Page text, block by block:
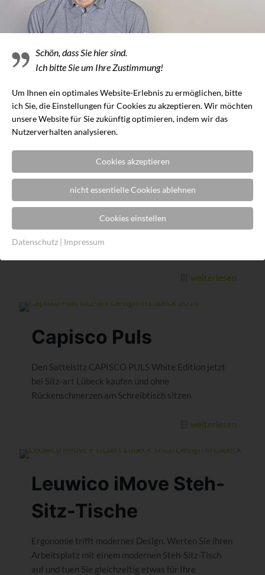
Loftmöbel
Hochwertiges Design trifft Natur. Überzeugen Sie
sich von den hochwertigen Loftmöbeln von Skanbo
aus Massivholz.
weiterlesen
Massivholzmöbel
Natürliches Design trifft auf gesundes Wohnklima.
Die modernen Massivholzmöbel von Skanbo
Verbesserung der Wohngesundheit.
weiterlesen
Capisco Puls
Den Sattelsitz CAPISCO PULS White Edition jetzt
bei Sitz-art Lübeck kaufen und ohne
Rückenschmerzen am Schreibtisch sitzen
weiterlesen
Leuwico iMove Steh-
Sitz-Tische
Ergonomie trifft modernes Design. Werten Sie ihren
Arbeitsplatz mit einem modernen Steh-Sitz-Tisch
auf und tuen Sie gleichzeitig etwas für Ihre
Schön, dass Sie hier sind.
Ich bitte Sie um Ihre Zustimmung!
Um Ihnen ein optimales Website-Erlebnis zu ermöglichen, bitte
ich Sie, die Einstellungen für Cookies zu akzeptieren. Wir möchten
unsere Website für Sie zukünftig optimieren, indem wir das
Nutzerverhalten analysieren.
Cookies akzeptieren
nicht essentielle Cookies ablehnen
Cookies einstellen
Datenschutz | Impressum